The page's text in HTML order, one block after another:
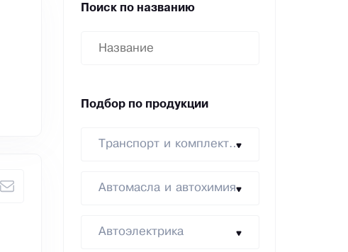
Поиск по названию
Подбор по продукции
Транспорт и комплектующие
Автомасла и автохимия
Автоэлектрика